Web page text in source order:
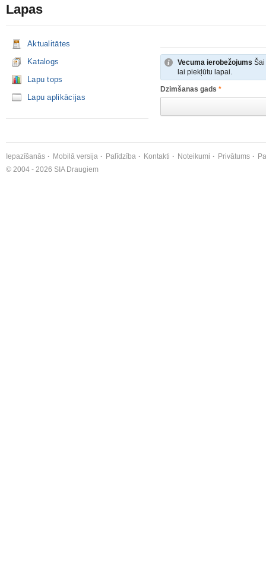
Lapas
Aktualitātes
Katalogs
Lapu tops
Lapu aplikācijas
Vecuma ierobežojums Šai
lai piekļūtu lapai.
Dzimšanas gads *
Iepazīšanās Mobilā versija Palīdzība Kontakti Noteikumi Privātums
© 2004 - 2026 SIA Draugiem